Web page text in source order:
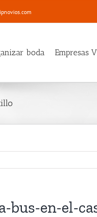
boda Empresas
bus-en-el-